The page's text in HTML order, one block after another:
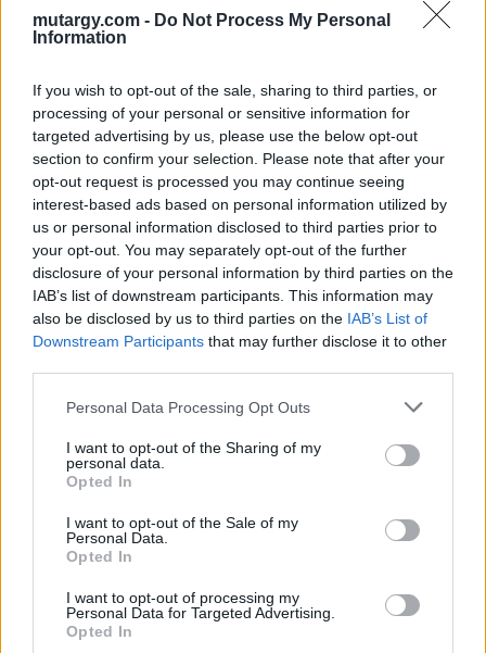
mutargy.com - Do Not Process My Personal
Information
If you wish to opt-out of the sale, sharing to third parties, or
processing of your personal or sensitive information for
targeted advertising by us, please use the below opt-out
section to confirm your selection. Please note that after your
opt-out request is processed you may continue seeing
interest-based ads based on personal information utilized by
us or personal information disclosed to third parties prior to
your opt-out. You may separately opt-out of the further
disclosure of your personal information by third parties on the
IAB’s list of downstream participants. This information may
also be disclosed by us to third parties on the IAB’s List of
Downstream Participants that may further disclose it to other
Personal Data Processing Opt Outs
I want to opt-out of the Sharing of my
personal data.
Opted In
I want to opt-out of the Sale of my
Personal Data.
Opted In
I want to opt-out of processing my
Personal Data for Targeted Advertising.
Opted In
Eladó adatai
Eladó:Amor Del Arte Galéria-
Aukciósház
Amor Del Arte Kft.
Sopron
06202391066
9400
Telefon: 06202391066
Weboldal:
http://www.amordelarte.hu
tevékenység, mely kapcsolatban áll a festmények és műtárgyak
értékbecslésével és online aukciók szervezésével és
lebonyolításával. A weboldalon elérhetőek a cég által kínált
festmények, és egy online aukciós felület is, mely által bárki
vegyen a cég online aukcióin.